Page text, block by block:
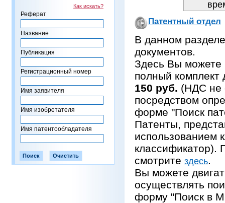
Как искать?
Реферат
Название
Публикация
Регистрационный номер
Имя заявителя
Имя изобретателя
Имя патентообладателя
Патентный отдел
В данном
документов.
Здесь Вы можете
полный комплект
150 руб. (НДС не
посредством
форме "Поиск
Патенты,
использованием
классификатор).
смотрите здесь.
Вы можете
осуществлять
форму "Поиск в